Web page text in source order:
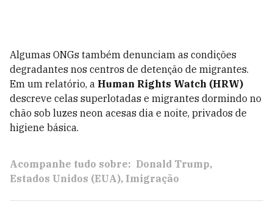
Algumas ONGs também denunciam as condições
degradantes nos centros de detenção de migrantes.
Em um relatório, a Human Rights Watch (HRW)
descreve celas superlotadas e migrantes dormindo no
chão sob luzes neon acesas dia e noite, privados de
higiene básica.
Acompanhe tudo sobre: Donald Trump
Estados Unidos (EUA) Imigração